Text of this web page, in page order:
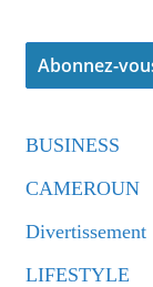
BUSINESS
CAMEROUN
Divertissement
LIFESTYLE